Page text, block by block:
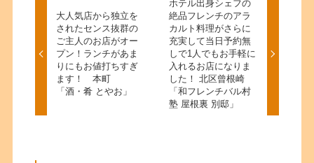
大人気店から独立を
されたセンス抜群の
ご主人のお店がオー
プン！ランチがあま
りにもお値打ちすぎ
ます！ 本町
「酒・肴 とやお」
ホテル出身シェフの
絶品フレンチのアラ
カルト料理がさらに
充実して当日予約無
しで1人でもお手軽に
入れるお店になりま
した！ 北区曾根崎
「和フレンチバル村
塾 屋根裏 別邸」